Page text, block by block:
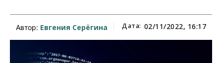
Автор: Евгения Серёгина Дата: 02/11/2022, 16:17